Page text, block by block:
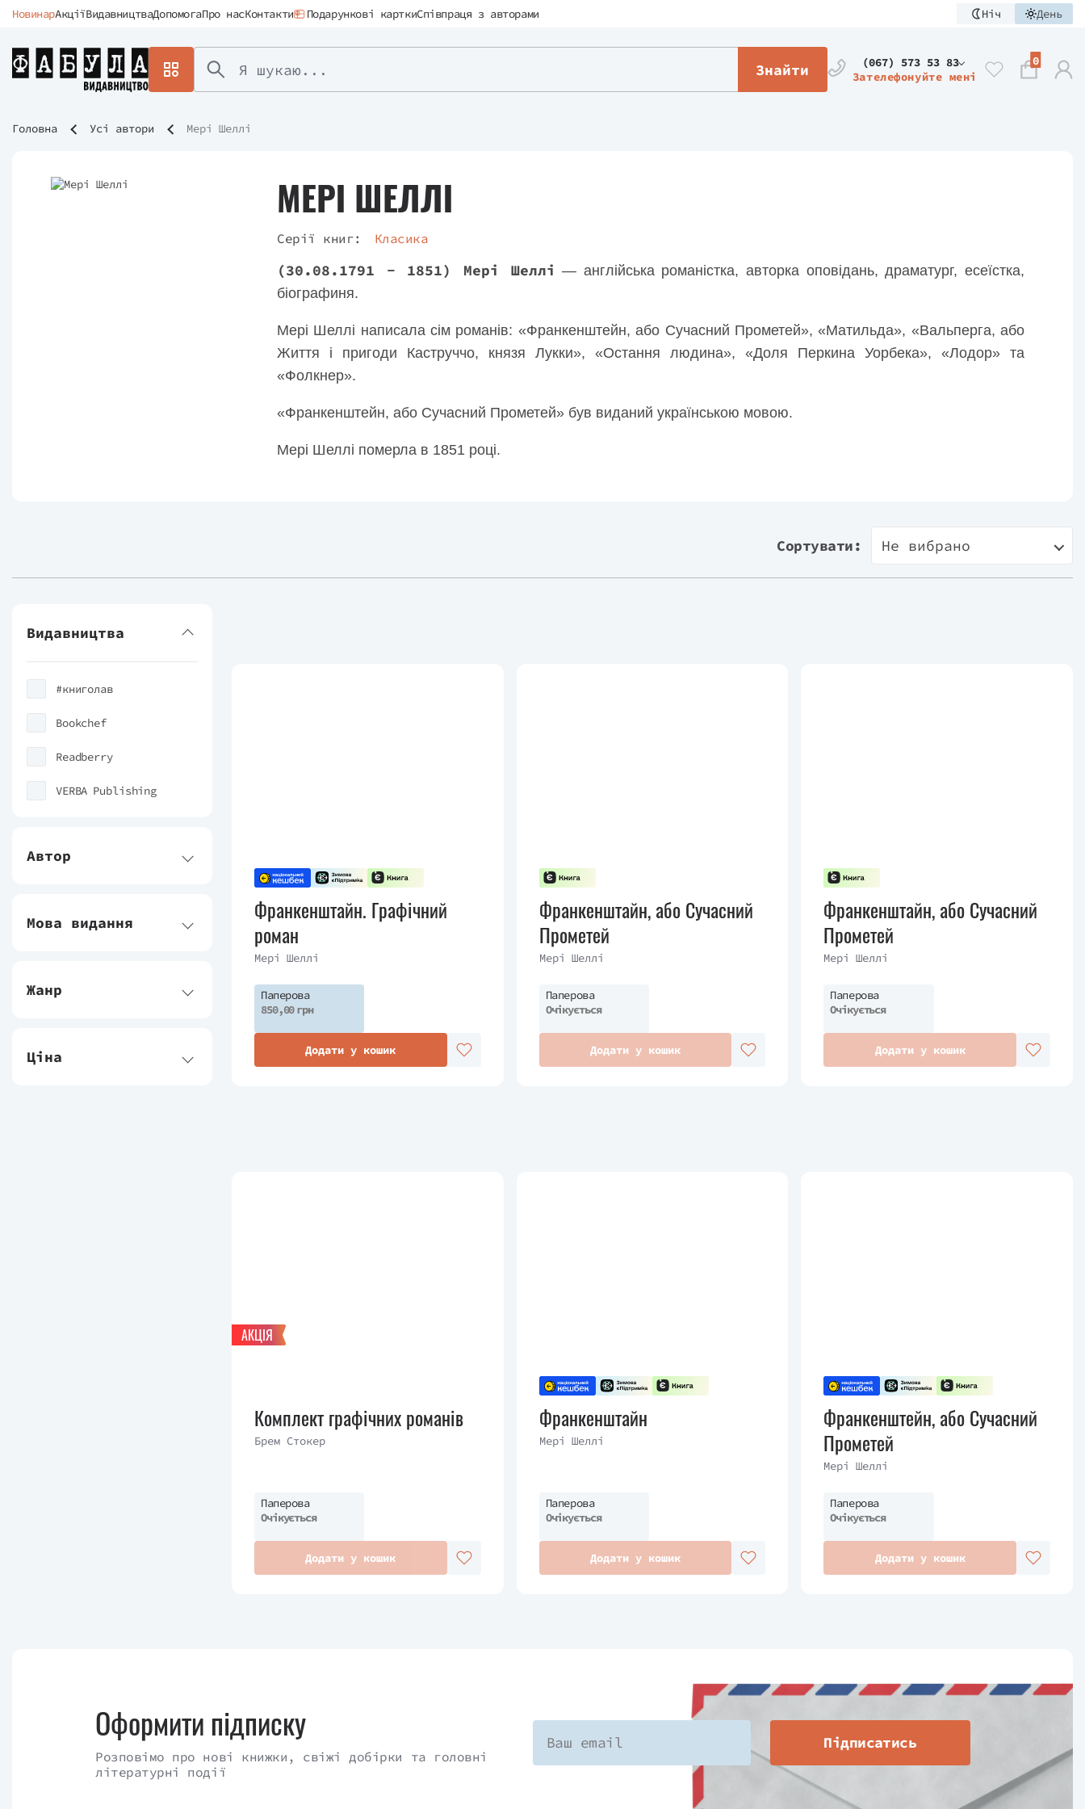
НовинарАкціїВидавництваДопомогаПро насКонтакти Подарункові карткиСпівпраця з авторами Ніч День
Знайти
(067) 573 53 83
Зателефонуйте мені
0
Головна Усі автори Мері Шеллі
МЕРІ ШЕЛЛІ
Серії книг: Класика
(30.08.1791 - 1851) Мері Шеллі — англійська романістка, авторка оповідань, драматург, есеїстка,
біографиня.
Мері Шеллі написала сім романів: «Франкенштейн, або Сучасний Прометей», «Матильда», «Вальперга, або
Життя і пригоди Каструччо, князя Лукки», «Остання людина», «Доля Перкина Уорбека», «Лодор» та
«Фолкнер».
«Франкенштейн, або Сучасний Прометей» був виданий українською мовою.
Мері Шеллі померла в 1851 році.
Сортувати: Не вибрано
Видавництва
#книголав
Bookchef
Readberry
VERBA Publishing
Автор
Мова видання
Жанр
Ціна
Франкенштайн. Графічний
роман
Мері Шеллі
Паперова
850,00 грн
Додати у кошик
Франкенштайн, або Сучасний
Прометей
Мері Шеллі
Паперова
Очікується
Додати у кошик
Франкенштайн, або Сучасний
Прометей
Мері Шеллі
Паперова
Очікується
Додати у кошик
АКЦІЯ
Комплект графічних романів
Брем Стокер
Паперова
Очікується
Додати у кошик
Франкенштайн
Мері Шеллі
Паперова
Очікується
Додати у кошик
Франкенштейн, або Сучасний
Прометей
Мері Шеллі
Паперова
Очікується
Додати у кошик
Оформити підписку
Розповімо про нові книжки, свіжі добірки та головні
літературні події
Підписатись